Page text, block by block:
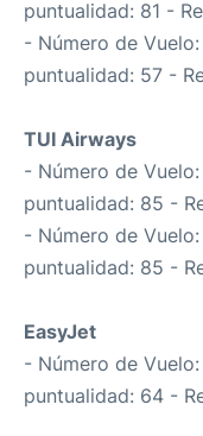
puntualidad: 81 -
- Número de Vuelo:
puntualidad: 57 -
TUI Airways
- Número de Vuelo:
puntualidad: 85 -
- Número de Vuelo:
puntualidad: 85 -
EasyJet
- Número de Vuelo:
puntualidad: 64 -